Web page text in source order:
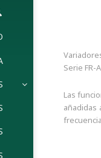
Serie FR-
Las
añadidas